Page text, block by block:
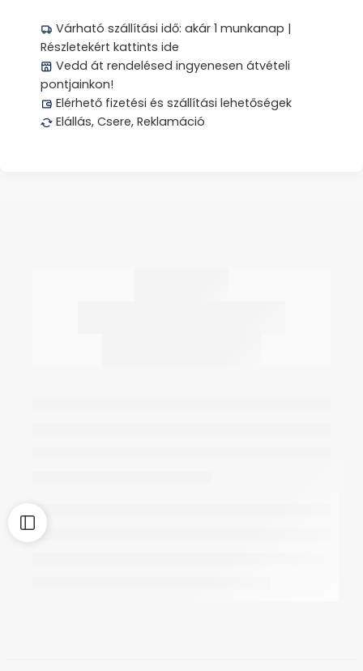
Várható szállítási idő: akár 1 munkanap |
Részletekért kattints ide
Vedd át rendelésed ingyenesen átvételi
pontjainkon!
Elérhető fizetési és szállítási lehetőségek
Elállás, Csere, Reklamáció